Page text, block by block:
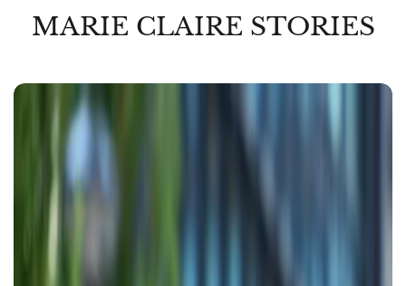
MARIE CLAIRE STORIES